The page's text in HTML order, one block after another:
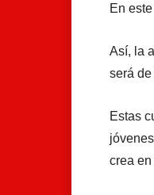
En
Así, la
será
Estas
crea